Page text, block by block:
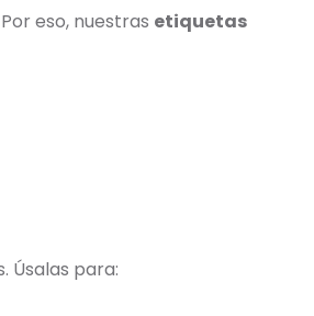
eso, nuestras etiquetas
Úsalas para: